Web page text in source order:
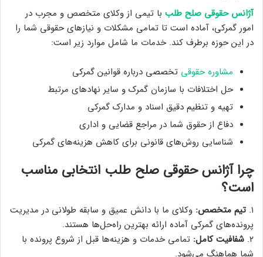
آژانس حقوقی صلح طلب با تیمی از وکلای متخصص و مجرب در
امور گمرکی، آماده است تا تمامی مشکلات و نیازهای حقوقی شما را
در این حوزه برطرف کند. خدمات ما شامل موارد زیر است:
مشاوره حقوقی تخصصی درباره قوانین گمرکی
حل اختلافات با سازمان گمرک و سایر نهادهای مرتبط
تهیه و تنظیم دقیق اسناد و مدارک گمرکی
دفاع از حقوق شما در مراجع قضایی و اداری
شناسایی روش‌های قانونی برای کاهش هزینه‌های گمرکی
چرا آژانس حقوقی صلح طلب انتخابی مناسب
است؟
۱. تیم متخصص: وکلای ما با دانش عمیق و سابقه طولانی در مدیریت
پرونده‌های گمرکی آماده ارائه بهترین راه‌حل‌ها هستند.
۲. شفافیت کامل: تمامی خدمات و هزینه‌ها قبل از شروع پرونده با
شما هماهنگ می‌شود.